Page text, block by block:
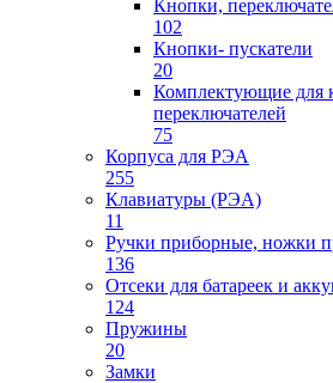
Кнопки,
102
Кнопки- пускатели
20
Комплектующие для
переключателей
75
Корпуса для РЭА
255
Клавиатуры (РЭА)
11
Ручки приборные, ножки
136
Отсеки для батареек и
124
Пружины
20
Замки